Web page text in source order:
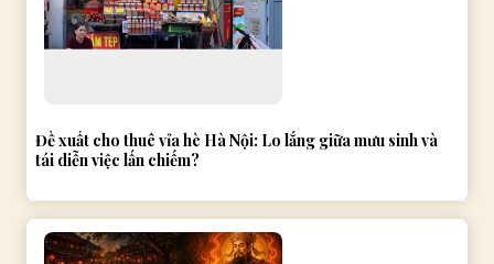
Đề xuất cho thuê vỉa hè Hà Nội: Lo lắng giữa mưu sinh và
tái diễn việc lấn chiếm?